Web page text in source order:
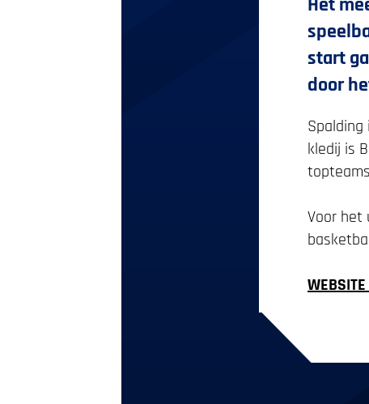
start
door
Spalding
kledij is
‌Voor het